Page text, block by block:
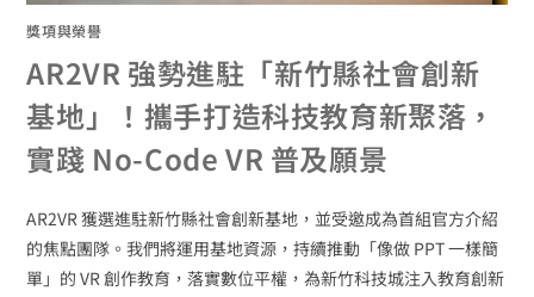
獎項與榮譽
AR2VR 強勢進駐「新竹縣社會創新
基地」！攜手打造科技教育新聚落，
實踐 No-Code VR 普及願景
AR2VR 獲選進駐新竹縣社會創新基地，並受邀成為首組官方介紹
的焦點團隊。我們將運用基地資源，持續推動「像做 PPT 一樣簡
單」的 VR 創作教育，落實數位平權，為新竹科技城注入教育創新